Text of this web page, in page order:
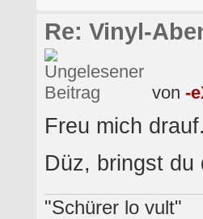
Re: Vinyl-
von -
Freu mich drauf.
Düz, bringst
"Schürer lo vult"